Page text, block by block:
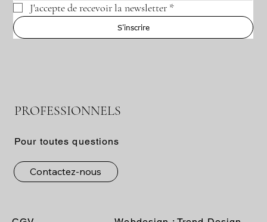
PROFESSIONNELS
Pour toutes questions
Contactez-nous
J'accepte de recevoir la newsletter *
S'inscrire